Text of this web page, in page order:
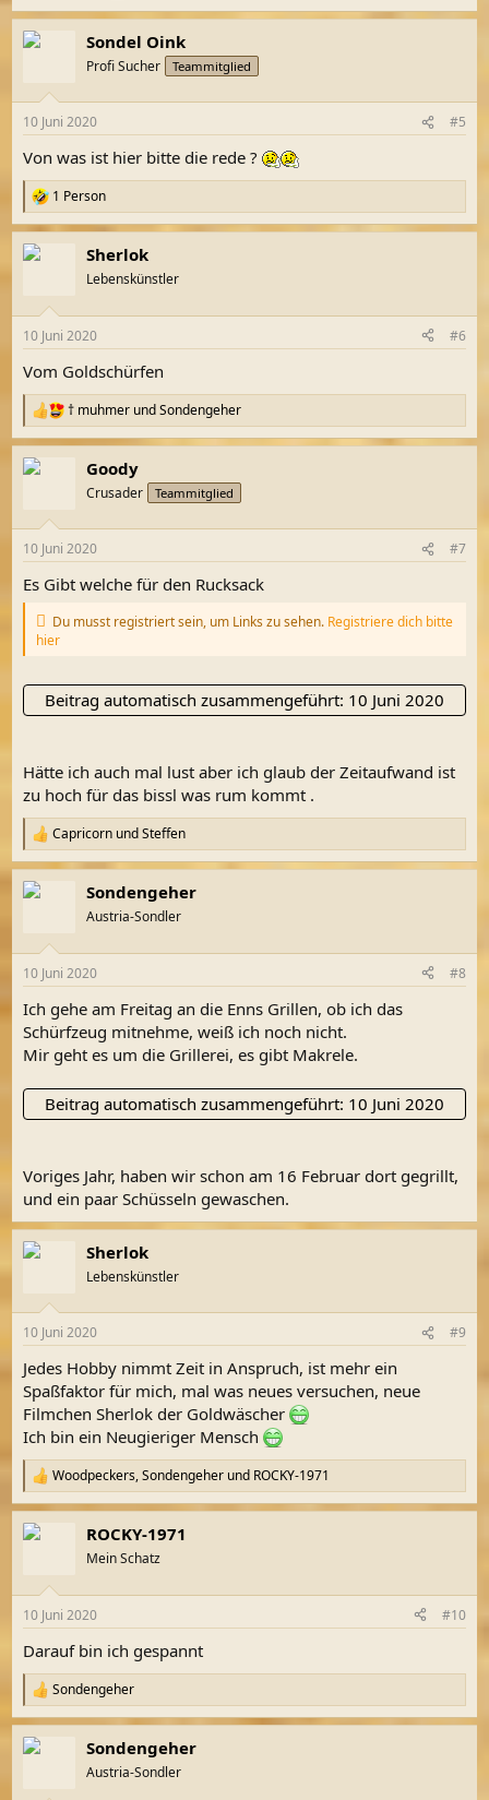
Sondel Oink
Profi Sucher Teammitglied
10 Juni 2020 #5
Von was ist hier bitte die rede ?
R
e
a
k
e
:
1 Person
Sherlok
Lebenskünstler
10 Juni 2020 #6
Vom Goldschürfen
R
e
a
k
e
:
† muhmer undSondengeher
Goody
Crusader Teammitglied
10 Juni 2020 #7
Es Gibt welche für den Rucksack
Du musst registriert sein, um Links zu sehen. Registriere dich bitte
hier
Beitrag automatisch zusammengeführt: 10 Juni 2020
Hätte ich auch mal lust aber ich glaub der Zeitaufwand ist
zu hoch für das bissl was rum kommt .
R
e
a
k
e
:
Capricorn undSteffen
Sondengeher
Austria-Sondler
10 Juni 2020 #8
Ich gehe am Freitag an die Enns Grillen, ob ich das
Schürfzeug mitnehme, weiß ich noch nicht.
Mir geht es um die Grillerei, es gibt Makrele.
Beitrag automatisch zusammengeführt: 10 Juni 2020
Voriges Jahr, haben wir schon am 16 Februar dort gegrillt,
und ein paar Schüsseln gewaschen.
Sherlok
Lebenskünstler
10 Juni 2020 #9
Jedes Hobby nimmt Zeit in Anspruch, ist mehr ein
Spaßfaktor für mich, mal was neues versuchen, neue
Filmchen Sherlok der Goldwäscher
Ich bin ein Neugieriger Mensch
R
e
a
k
e
:
Woodpeckers,Sondengeher und ROCKY-1971
ROCKY-1971
Mein Schatz
10 Juni 2020 #10
Darauf bin ich gespannt
R
e
a
k
Sondengeher
Sondengeher
Austria-Sondler